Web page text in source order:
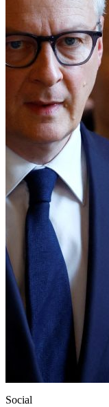
Social